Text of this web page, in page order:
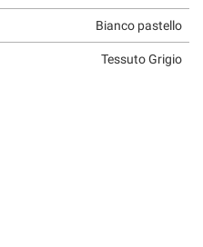
Bianco pastello
Tessuto Grigio